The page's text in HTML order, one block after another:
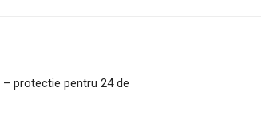
protectie pentru 24 de